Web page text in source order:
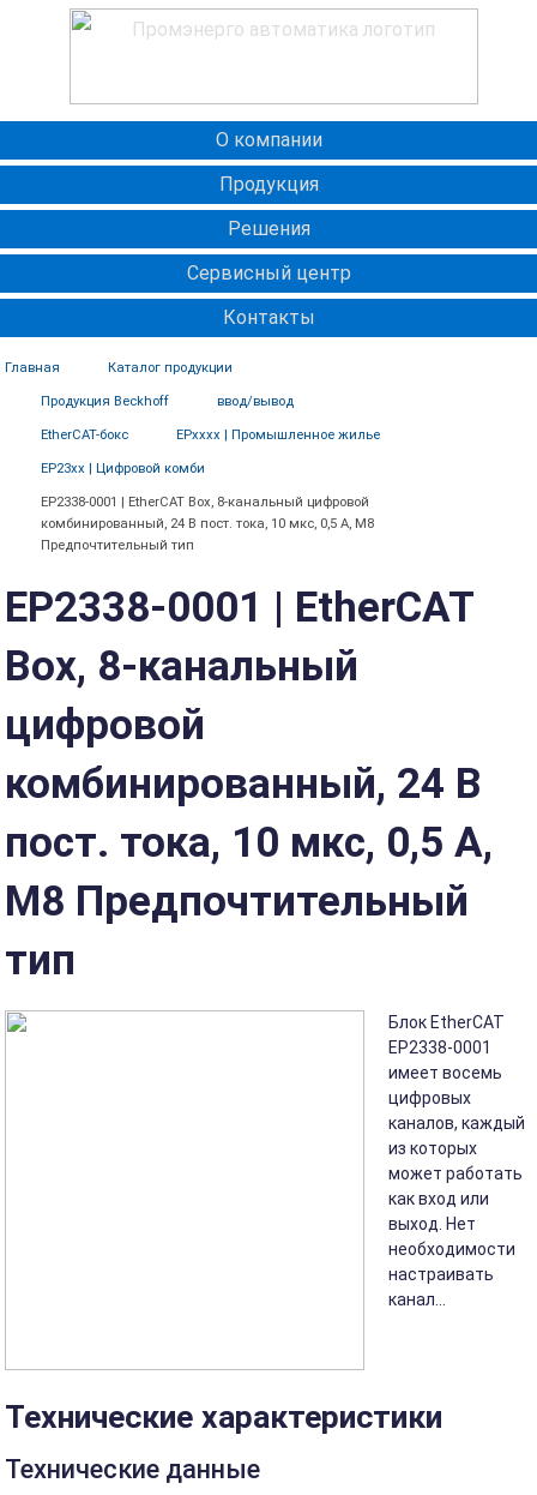
О компании
Продукция
Решения
Сервисный центр
Контакты
Главная Каталог продукции
Продукция Beckhoff ввод/вывод
EtherCAT-бокс EPxxxx | Промышленное жилье
EP23xx | Цифровой комби
EP2338-0001 | EtherCAT Box, 8-канальный цифровой
комбинированный, 24 В пост. тока, 10 мкс, 0,5 А, M8
Предпочтительный тип
EP2338-0001 | EtherCAT
Box, 8-канальный
цифровой
комбинированный, 24 В
пост. тока, 10 мкс, 0,5 А,
M8 Предпочтительный
тип
Блок EtherCAT
EP2338-0001
имеет восемь
цифровых
каналов, каждый
из которых
может работать
как вход или
выход. Нет
необходимости
настраивать
канал...
Технические характеристики
Технические данные